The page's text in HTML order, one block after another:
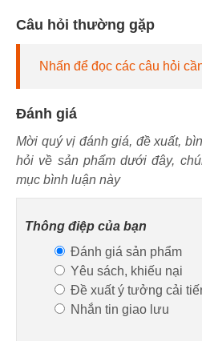
Câu hỏi thường gặp
Nhấn để đọc các câu hỏi
Đánh giá
Mời quý vị đánh giá, đề xuất,
hỏi về sản phẩm dưới đây,
mục bình luận này
Thông điệp của bạn
Đánh giá sản phẩm
Yêu sách, khiếu nại
Đề xuất ý tưởng cải
Nhắn tin giao lưu